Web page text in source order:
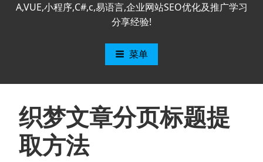
A,VUE,小程序,C#,c,易语言,企业网站SEO优化及推广学习
分享经验!
菜单
织梦文章分页标题提
取方法